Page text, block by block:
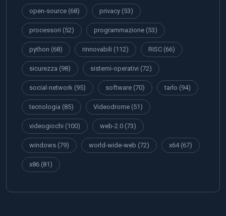
open-source (68) privacy (53)
processori (52) programmazione (53)
python (68) rinnovabili (112) RISC (66)
sicurezza (98) sistemi-operativi (72)
social-network (95) software (70) tarlo (94)
tecnologia (85) Videodrome (51)
videogiochi (100) web-2.0 (73)
windows (79) world-wide-web (72) x64(67)
x86 (81)